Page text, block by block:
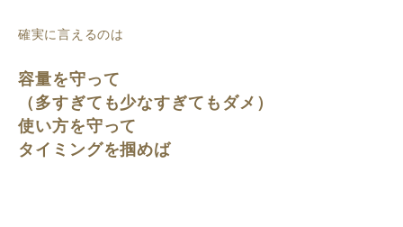
確実に言えるのは
容量を守って
（多すぎても少なすぎてもダメ）
使い方を守って
タイミングを掴めば